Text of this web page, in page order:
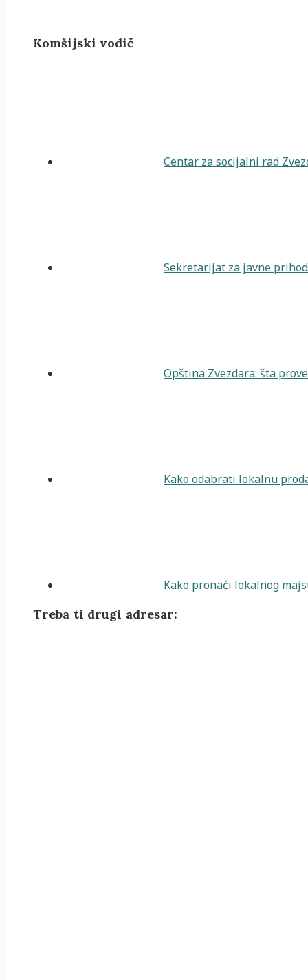
Komšijski vodič
Centar za socijalni rad
Sekretarijat za javne
Opština Zvezdara: šta
Kako odabrati lokalnu
Kako pronaći lokalnog
Treba ti drugi adresar: